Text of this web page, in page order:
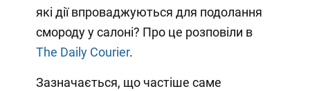
які дії впроваджуються для подолання
смороду у салоні? Про це розповіли в
The Daily Courier.
Зазначається, що частіше саме